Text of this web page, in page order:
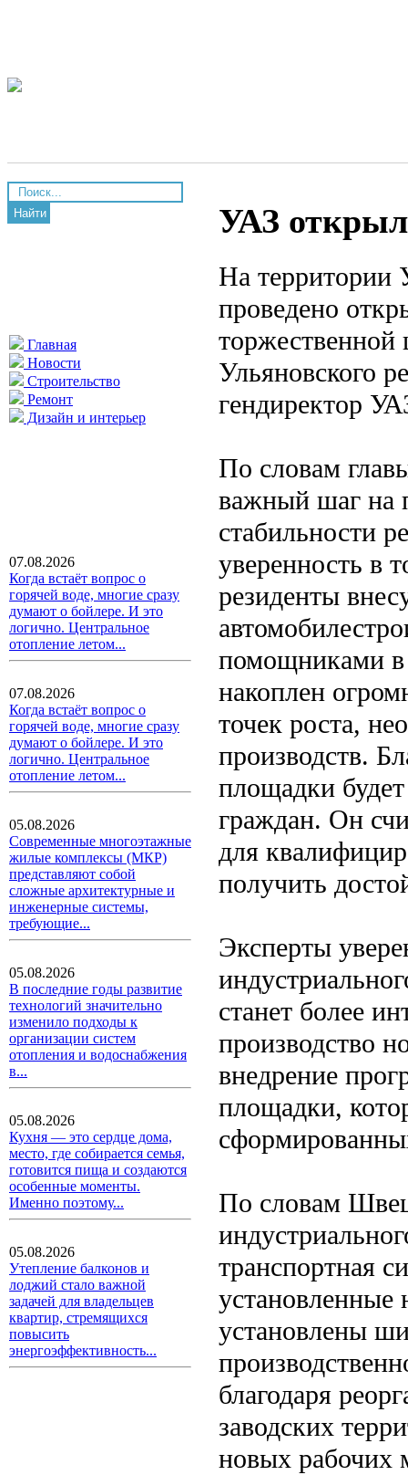
Найти
Главная
Новости
Строительство
Ремонт
Дизайн и интерьер
07.08.2026
Когда встаёт вопрос о
горячей воде, многие сразу
думают о бойлере. И это
логично. Центральное
отопление летом...
07.08.2026
Когда встаёт вопрос о
горячей воде, многие сразу
думают о бойлере. И это
логично. Центральное
отопление летом...
05.08.2026
Современные многоэтажные
жилые комплексы (МКР)
представляют собой
сложные архитектурные и
инженерные системы,
требующие...
05.08.2026
В последние годы развитие
технологий значительно
изменило подходы к
организации систем
отопления и водоснабжения
в...
05.08.2026
Кухня — это сердце дома,
место, где собирается семья,
готовится пища и создаются
особенные моменты.
Именно поэтому...
05.08.2026
Утепление балконов и
лоджий стало важной
задачей для владельцев
квартир, стремящихся
повысить
энергоэффективность...
УАЗ
На территории
проведено
торжественной
Ульяновского
гендиректор
По словам
важный шаг на
стабильности
уверенность в
резиденты
помощниками
накоплен
точек роста,
производств.
площадки
граждан. Он
для
получить
Эксперты
станет более
производство
внедрение
площадки,
По словам
транспортная
установленные
установлены
благодаря
заводских
новых рабочих